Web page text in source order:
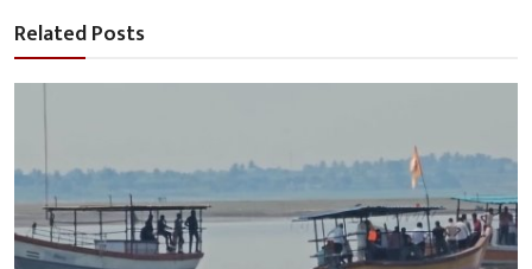
Related Posts